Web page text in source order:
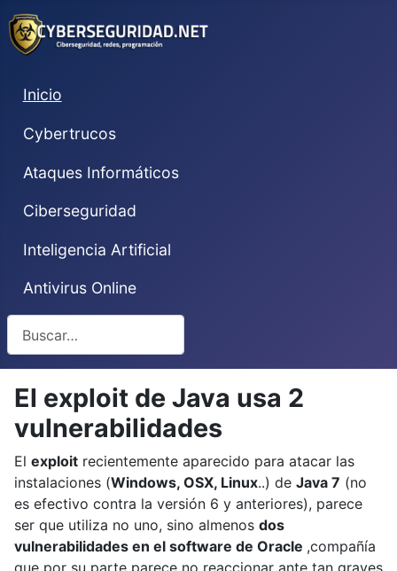
Inicio
Cybertrucos
Ataques Informáticos
Ciberseguridad
Inteligencia Artificial
Antivirus Online
El exploit de Java usa 2
vulnerabilidades
El exploit recientemente aparecido para atacar las
instalaciones (Windows, OSX, Linux..) de Java 7 (no
es efectivo contra la versión 6 y anteriores), parece
ser que utiliza no uno, sino almenos dos
vulnerabilidades en el software de Oracle ,compañía